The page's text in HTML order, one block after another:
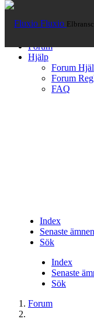
Fluxio
Hem
Forum
Hjälp
Forum
Forum
FAQ
Index
Senaste ämnen
Sök
Index
Senaste
Sök
Forum